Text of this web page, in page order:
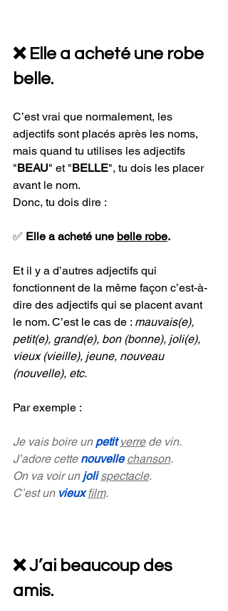
❌ Elle a acheté une robe
belle.
C’est vrai que normalement, les
adjectifs sont placés après les noms,
mais quand tu utilises les adjectifs
"BEAU" et "BELLE", tu dois les placer
avant le nom.
Donc, tu dois dire :
✅ Elle a acheté une belle robe.
Et il y a d’autres adjectifs qui
fonctionnent de la même façon c’est-à-
dire des adjectifs qui se placent avant
le nom. C’est le cas de : mauvais(e),
petit(e), grand(e), bon (bonne), joli(e),
vieux (vieille), jeune, nouveau
(nouvelle), etc.
Par exemple :
Je vais boire un petit verre de vin.
J’adore cette nouvelle chanson.
On va voir un joli spectacle.
C’est un vieux film.
❌ J’ai beaucoup des
amis.